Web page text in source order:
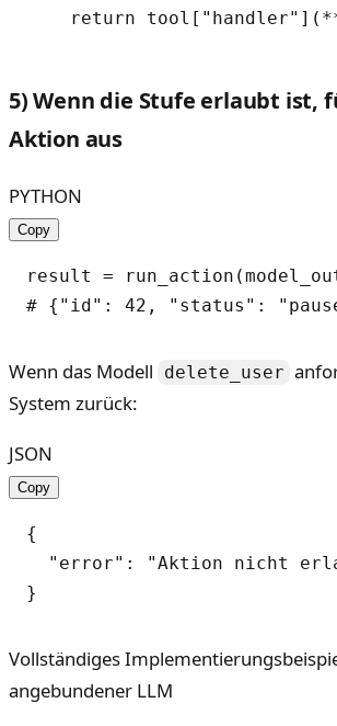
5) Wenn die Stufe erlaubt ist,
Aktion aus
PYTHON
Copy
result =
Wenn das Modell delete_user
System zurück:
JSON
Copy
{
"error": "Aktion nicht
Vollständiges
angebundener LLM